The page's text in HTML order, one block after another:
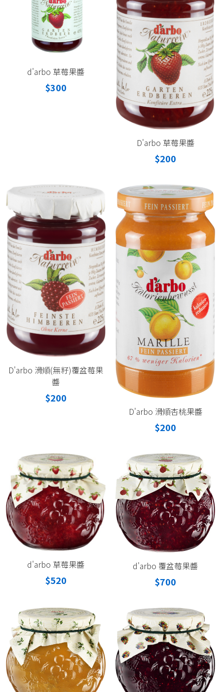
d'arbo 草莓果醬
$300
D'arbo 草莓果醬
$200
D'arbo 滑順(無籽)覆盆莓果
醬
$200
D'arbo 滑順杏桃果醬
$200
d'arbo 草莓果醬
$520
d'arbo 覆盆莓果醬
$700